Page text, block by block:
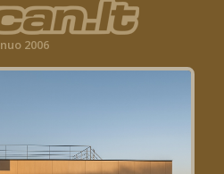
nuo 2006